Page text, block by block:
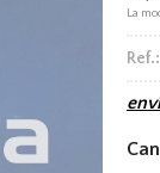
La
Ref.: